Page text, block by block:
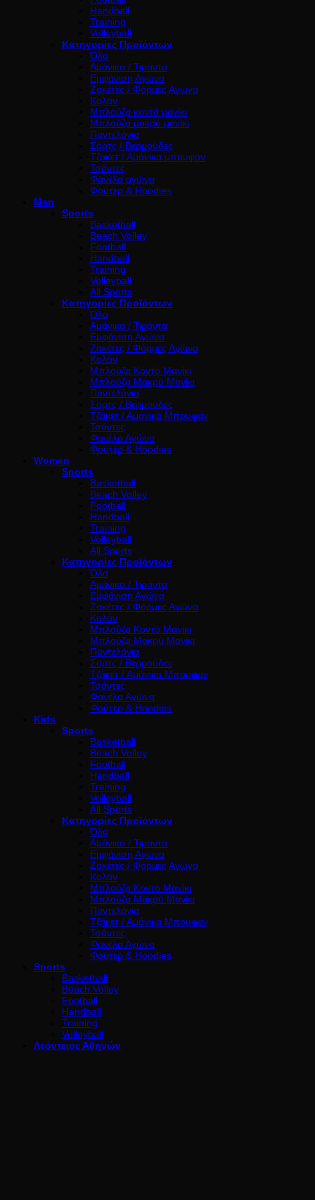
Handball
Training
Volleyball
Κατηγορίες Προϊόντων
Όλα
Αμάνικα / Τιράντα
Εμφάνιση Αγώνα
Ζακέτες / Φόρμες Αγώνα
Κολάν
Μπλούζα κοντό μανίκι
Μπλούζα μακρύ μανίκι
Παντελόνια
Σορτς / Βερμούδες
Τζάκετ / Αμάνικα μπουφάν
Τσάντες
Φανέλα αγώνα
Φούτερ & Hoodies
Men
Sports
Basketball
Beach Volley
Football
Handball
Training
Volleyball
All Sports
Κατηγορίες Προϊόντων
Όλα
Αμάνικα / Τιράντα
Εμφάνιση Αγώνα
Ζακέτες / Φόρμες Αγώνα
Κολάν
Μπλούζα Κοντό Μανίκι
Μπλούζα Μακρύ Μανίκι
Παντελόνια
Σορτς / Βερμούδες
Τζάκετ / Αμάνικα Μπουφαν
Τσάντες
Φανέλα Αγώνα
Φούτερ & Hoodies
Women
Sports
Basketball
Beach Volley
Football
Handball
Training
Volleyball
All Sports
Κατηγορίες Προϊόντων
Όλα
Αμάνικα / Τιράντα
Εμφάνιση Αγώνα
Ζακέτες / Φόρμες Αγώνα
Κολάν
Μπλούζα Κοντό Μανίκι
Μπλούζα Μακρύ Μανίκι
Παντελόνια
Σορτς / Βερμούδες
Τζάκετ / Αμάνικα Μπουφαν
Τσάντες
Φανέλα Αγώνα
Φούτερ & Hoodies
Kids
Sports
Basketball
Beach Volley
Football
Handball
Training
Volleyball
All Sports
Κατηγορίες Προϊόντων
Όλα
Αμάνικα / Τιράντα
Εμφάνιση Αγώνα
Ζακέτες / Φόρμες Αγώνα
Κολάν
Μπλούζα Κοντό Μανίκι
Μπλούζα Μακρύ Μανίκι
Παντελόνια
Τζάκετ / Αμάνικα Μπουφαν
Τσάντες
Φανέλα Αγώνα
Φούτερ & Hoodies
Sports
Basketball
Beach Volley
Football
Handball
Training
Volleyball
Λεόντειος Αθηνών